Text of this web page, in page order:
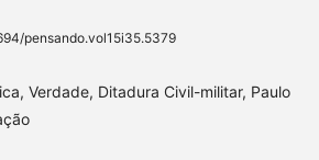
pensando.vol15i35.5379
Verdade, Ditadura Civil-militar, Paulo